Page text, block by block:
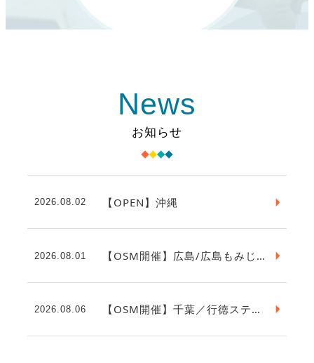
News
お知らせ
2026.08.02 【OPEN】沖縄
2026.08.01 【OSM開催】広島/広島もみじステップ・安芸おひさまステップ
2026.08.06 【OSM開催】千葉／行徳ステップ